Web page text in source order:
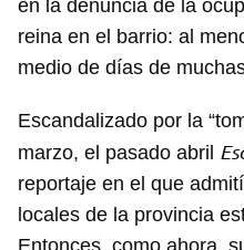
en la denuncia de la
reina en el barrio: al
medio de días de
Escandalizado por la
marzo, el pasado abril
reportaje en el que
locales de la provincia